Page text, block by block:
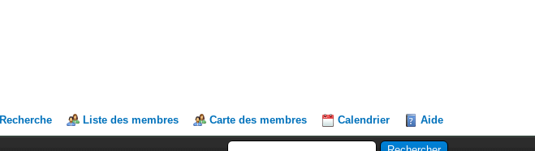
Recherche Liste des membres Carte des membres Calendrier Aide